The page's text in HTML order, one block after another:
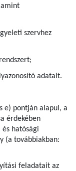
szervhez
adatait.
e) pontján alapul, a
érdekében
hatósági
(a továbbiakban:
feladatait az